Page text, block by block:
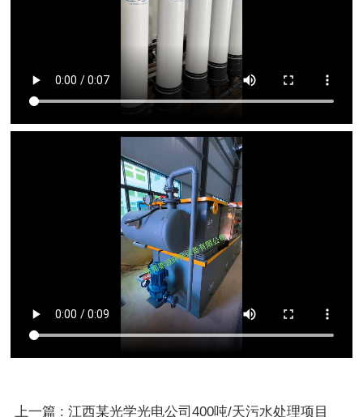
上一篇 : 江西某光学光电公司400吨/天污水处理项目